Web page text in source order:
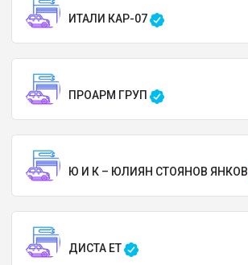
ИТАЛИ КАР-07
ПРОАРМ ГРУП
Ю И К – ЮЛИЯН СТОЯНОВ ЯНКОВ
ДИСТА ЕТ